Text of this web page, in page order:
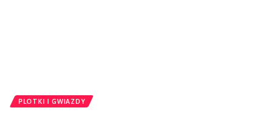
PLOTKI I GWIAZDY